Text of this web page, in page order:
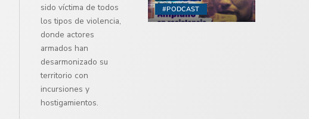
#PODCAST
sido víctima de todos
los tipos de violencia,
donde actores
armados han
desarmonizado su
territorio con
incursiones y
hostigamientos.